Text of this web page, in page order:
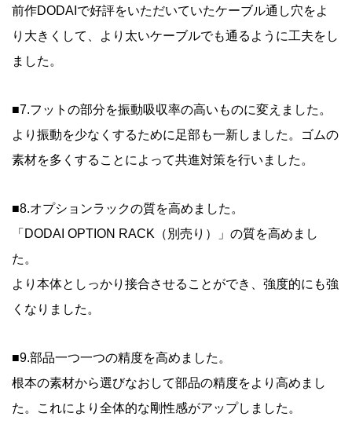
前作DODAIで好評をいただいていたケーブル通し穴をよ
り大きくして、より太いケーブルでも通るように工夫をし
ました。
■7.フットの部分を振動吸収率の高いものに変えました。
より振動を少なくするために足部も一新しました。ゴムの
素材を多くすることによって共進対策を行いました。
■8.オプションラックの質を高めました。
「DODAI OPTION RACK（別売り）」の質を高めまし
た。
より本体としっかり接合させることができ、強度的にも強
くなりました。
■9.部品一つ一つの精度を高めました。
根本の素材から選びなおして部品の精度をより高めまし
た。これにより全体的な剛性感がアップしました。